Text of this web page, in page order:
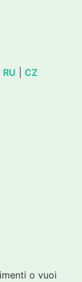
RU CZ
o vuoi